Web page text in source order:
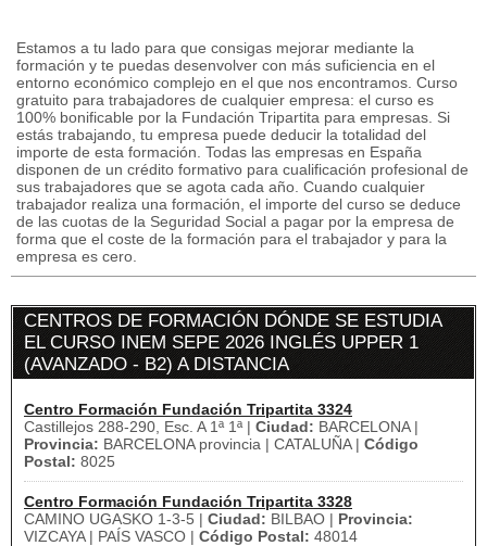
Estamos a tu lado para que consigas mejorar mediante la
formación y te puedas desenvolver con más suficiencia en el
entorno económico complejo en el que nos encontramos. Curso
gratuito para trabajadores de cualquier empresa: el curso es
100% bonificable por la Fundación Tripartita para empresas. Si
estás trabajando, tu empresa puede deducir la totalidad del
importe de esta formación. Todas las empresas en España
disponen de un crédito formativo para cualificación profesional de
sus trabajadores que se agota cada año. Cuando cualquier
trabajador realiza una formación, el importe del curso se deduce
de las cuotas de la Seguridad Social a pagar por la empresa de
forma que el coste de la formación para el trabajador y para la
empresa es cero.
CENTROS DE FORMACIÓN DÓNDE SE ESTUDIA
EL CURSO INEM SEPE 2026 INGLÉS UPPER 1
(AVANZADO - B2) A DISTANCIA
Centro Formación Fundación Tripartita 3324
Castillejos 288-290, Esc. A 1ª 1ª | Ciudad: BARCELONA |
Provincia: BARCELONA provincia | CATALUÑA | Código
Postal: 8025
Centro Formación Fundación Tripartita 3328
CAMINO UGASKO 1-3-5 | Ciudad: BILBAO | Provincia:
VIZCAYA | PAÍS VASCO | Código Postal: 48014